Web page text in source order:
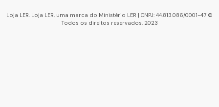
Loja LER. Loja LER, uma marca do Ministério LER | CNPJ: 44.813.086/0001-47 ©
Todos os direitos reservados. 2023